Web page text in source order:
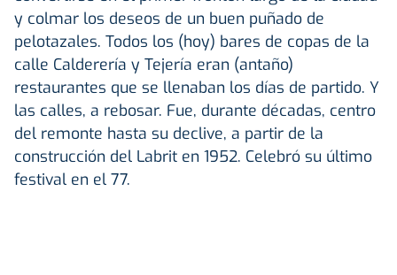
y colmar los deseos de un buen puñado de
pelotazales. Todos los (hoy) bares de copas de la
calle Calderería y Tejería eran (antaño)
restaurantes que se llenaban los días de partido. Y
las calles, a rebosar. Fue, durante décadas, centro
del remonte hasta su declive, a partir de la
construcción del Labrit en 1952. Celebró su último
festival en el 77.